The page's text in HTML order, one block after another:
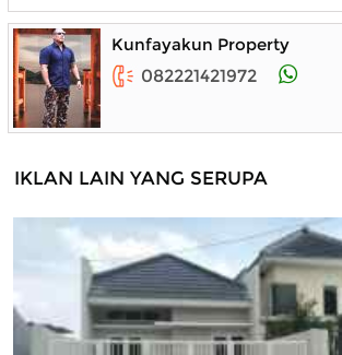
Kunfayakun Property
082221421972
IKLAN LAIN YANG SERUPA